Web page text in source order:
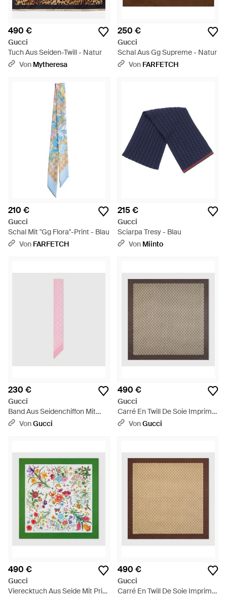
490 €
Gucci
Tuch Aus Seiden-Twill - Natur
Von Mytheresa
250 €
Gucci
Schal Aus Gg Supreme - Natur
Von FARFETCH
210 €
Gucci
Schal Mit "Gg Flora"-Print - Blau
Von FARFETCH
215 €
Gucci
Sciarpa Tresy - Blau
Von Miinto
230 €
Gucci
Band Aus Seidenchiffon Mit
Print - Pink
VonGucci
490 €
Gucci
Carré En Twill De Soie Imprimé
- Braun
VonGucci
490 €
Gucci
Vierecktuch Aus Seide Mit Print
490 €
Gucci
Carré En Twill De Soie Imprimé